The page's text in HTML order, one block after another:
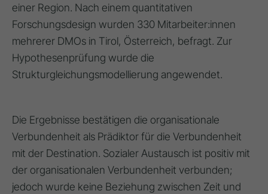
einer Region. Nach einem quantitativen
Forschungsdesign wurden 330 Mitarbeiter:innen
mehrerer DMOs in Tirol, Österreich, befragt. Zur
Hypothesenprüfung wurde die
Strukturgleichungsmodellierung angewendet.
Die Ergebnisse bestätigen die organisationale
Verbundenheit als Prädiktor für die Verbundenheit
mit der Destination. Sozialer Austausch ist positiv mit
der organisationalen Verbundenheit verbunden;
jedoch wurde keine Beziehung zwischen Zeit und